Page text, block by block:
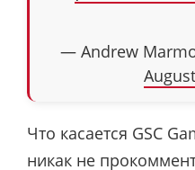
— Andrew
Что касается GSC
никак не